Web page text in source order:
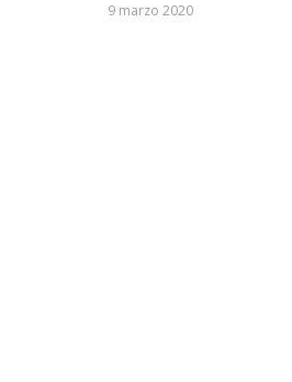
9 marzo 2020